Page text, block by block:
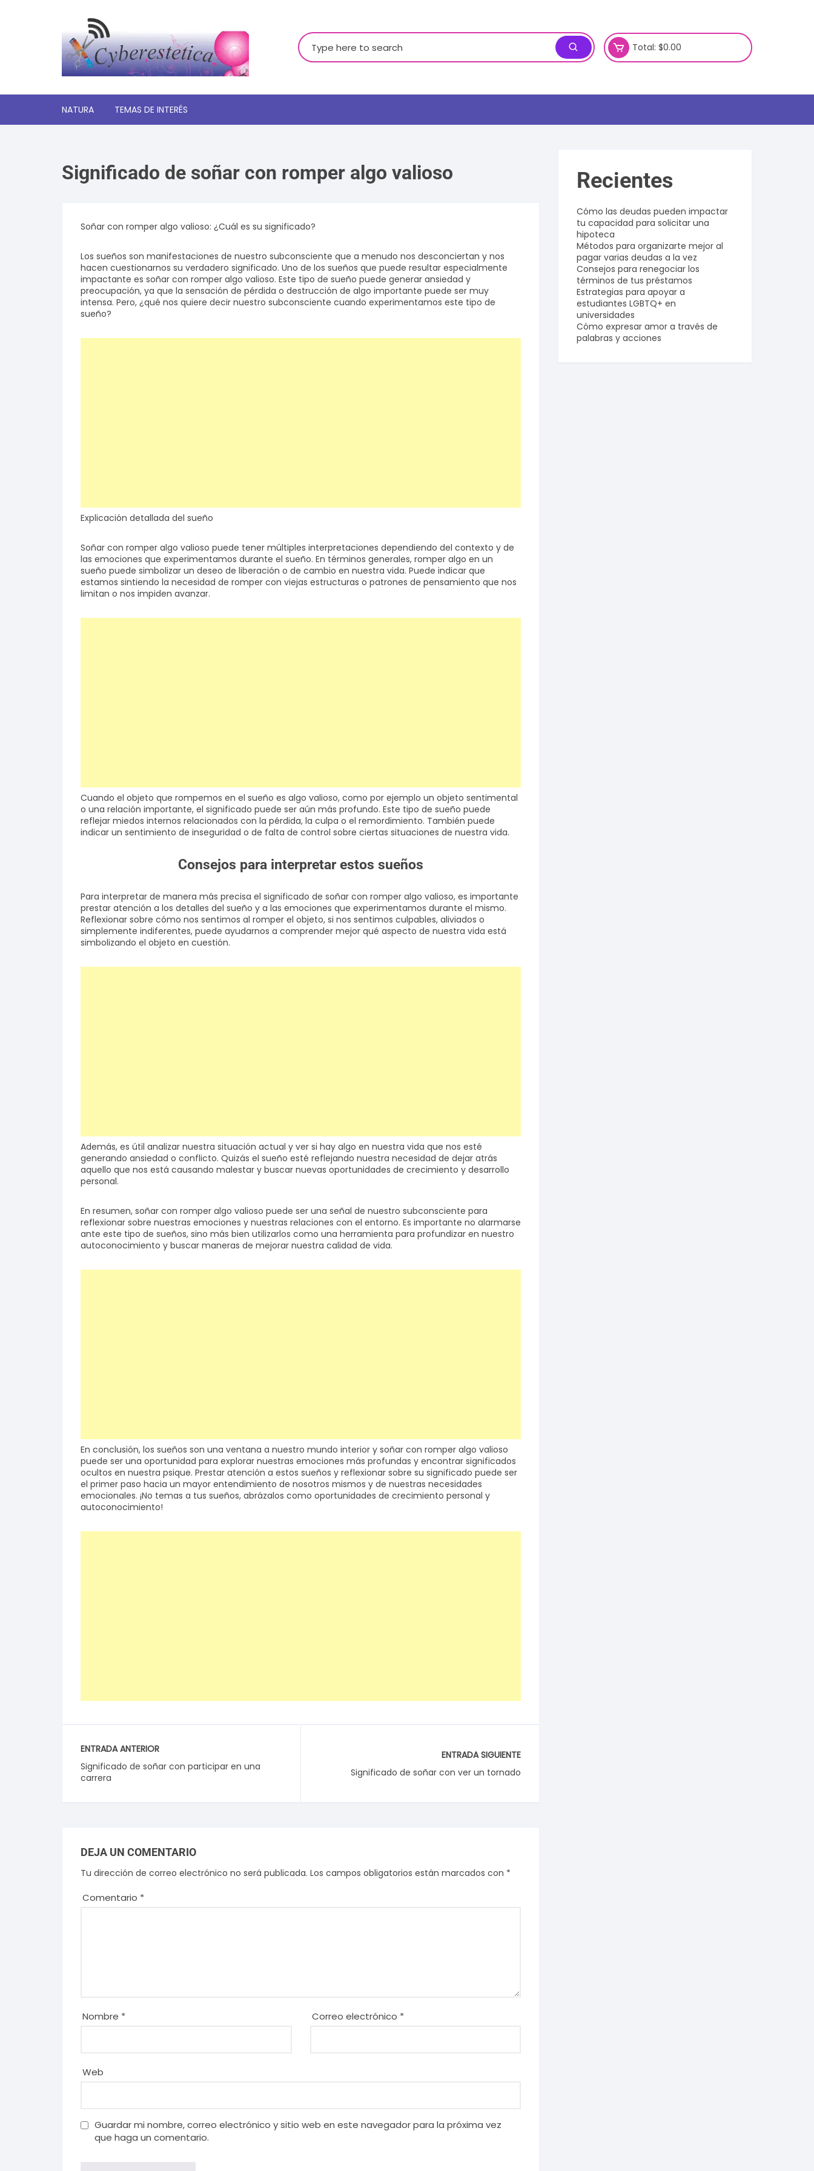
Buscar:
Total: $0.00
NATURA TEMAS DE INTERÉS
Autoayuda y desarrollo
personal
Estética
Salud y bienestar
Significado de soñar con romper algo valioso
Soñar con romper algo valioso: ¿Cuál es su significado?
Los sueños son manifestaciones de nuestro subconsciente que a menudo nos desconciertan y nos
hacen cuestionarnos su verdadero significado. Uno de los sueños que puede resultar especialmente
impactante es soñar con romper algo valioso. Este tipo de sueño puede generar ansiedad y
preocupación, ya que la sensación de pérdida o destrucción de algo importante puede ser muy
intensa. Pero, ¿qué nos quiere decir nuestro subconsciente cuando experimentamos este tipo de
sueño?
Explicación detallada del sueño
Soñar con romper algo valioso puede tener múltiples interpretaciones dependiendo del contexto y de
las emociones que experimentamos durante el sueño. En términos generales, romper algo en un
sueño puede simbolizar un deseo de liberación o de cambio en nuestra vida. Puede indicar que
estamos sintiendo la necesidad de romper con viejas estructuras o patrones de pensamiento que nos
limitan o nos impiden avanzar.
Cuando el objeto que rompemos en el sueño es algo valioso, como por ejemplo un objeto sentimental
o una relación importante, el significado puede ser aún más profundo. Este tipo de sueño puede
reflejar miedos internos relacionados con la pérdida, la culpa o el remordimiento. También puede
indicar un sentimiento de inseguridad o de falta de control sobre ciertas situaciones de nuestra vida.
Consejos para interpretar estos sueños
Para interpretar de manera más precisa el significado de soñar con romper algo valioso, es importante
prestar atención a los detalles del sueño y a las emociones que experimentamos durante el mismo.
Reflexionar sobre cómo nos sentimos al romper el objeto, si nos sentimos culpables, aliviados o
simplemente indiferentes, puede ayudarnos a comprender mejor qué aspecto de nuestra vida está
simbolizando el objeto en cuestión.
Además, es útil analizar nuestra situación actual y ver si hay algo en nuestra vida que nos esté
generando ansiedad o conflicto. Quizás el sueño esté reflejando nuestra necesidad de dejar atrás
aquello que nos está causando malestar y buscar nuevas oportunidades de crecimiento y desarrollo
personal.
En resumen, soñar con romper algo valioso puede ser una señal de nuestro subconsciente para
reflexionar sobre nuestras emociones y nuestras relaciones con el entorno. Es importante no alarmarse
ante este tipo de sueños, sino más bien utilizarlos como una herramienta para profundizar en nuestro
autoconocimiento y buscar maneras de mejorar nuestra calidad de vida.
En conclusión, los sueños son una ventana a nuestro mundo interior y soñar con romper algo valioso
puede ser una oportunidad para explorar nuestras emociones más profundas y encontrar significados
ocultos en nuestra psique. Prestar atención a estos sueños y reflexionar sobre su significado puede ser
el primer paso hacia un mayor entendimiento de nosotros mismos y de nuestras necesidades
emocionales. ¡No temas a tus sueños, abrázalos como oportunidades de crecimiento personal y
autoconocimiento!
ENTRADA ANTERIOR
Significado de soñar con participar en una
carrera
ENTRADA SIGUIENTE
Significado de soñar con ver un tornado
DEJA UN COMENTARIO
Tu dirección de correo electrónico no será publicada. Los campos obligatorios están marcados con *
Comentario *
Nombre * Correo electrónico *
Web
Guardar mi nombre, correo electrónico y sitio web en este navegador para la próxima vez
que haga un comentario.
Recientes
Cómo las deudas pueden impactar
tu capacidad para solicitar una
hipoteca
Métodos para organizarte mejor al
pagar varias deudas a la vez
Consejos para renegociar los
términos de tus préstamos
Estrategias para apoyar a
estudiantes LGBTQ+ en
universidades
Cómo expresar amor a través de
palabras y acciones